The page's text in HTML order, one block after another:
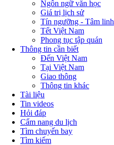
Ngôn ngữ văn học
Giá trị lịch sử
Tín ngưỡng - Tâm linh
Tết Việt Nam
Phong tục tập quán
Thông tin cần biết
Đến Việt Nam
Tại Việt Nam
Giao thông
Thông tin khác
Tài liệu
Tin videos
Hỏi đáp
Cẩm nang du lịch
Tìm chuyến bay
Tìm kiếm